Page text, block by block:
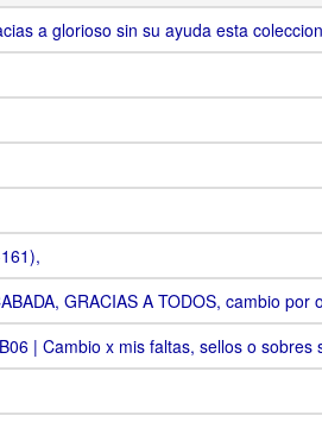
a glorioso sin su ayuda esta
GRACIAS A TODOS, cambio por
| Cambio x mis faltas, sellos o sobres